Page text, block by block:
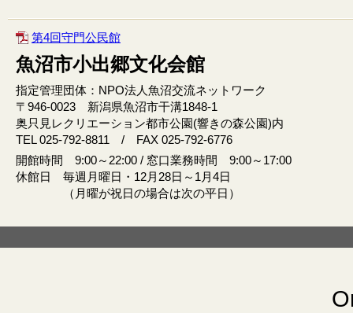
第4回守門公民館
魚沼市小出郷文化会館
指定管理団体：NPO法人魚沼交流ネットワーク
〒946‐0023 新潟県魚沼市干溝1848‐1
奥只見レクリエーション都市公園(響きの森公園)内
TEL 025-792-8811 / FAX 025-792-6776
開館時間 9:00～22:00 / 窓口業務時間 9:00～17:00
休館日 毎週月曜日・12月28日～1月4日
（月曜が祝日の場合は次の平日）